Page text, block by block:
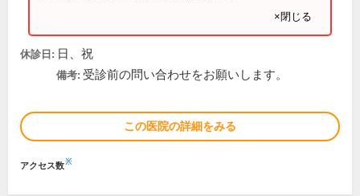
×閉じる
休診日: 日、祝
備考: 受診前の問い合わせをお願いします。
この医院の詳細をみる
アクセス数※